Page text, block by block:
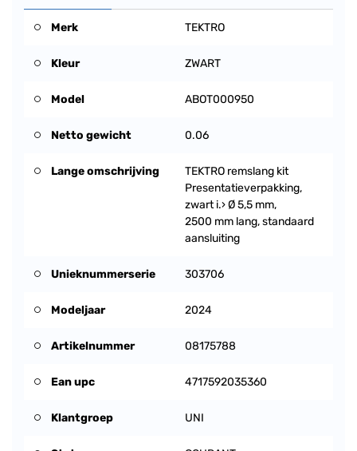
Merk TEKTRO
Kleur ZWART
Model ABOT000950
Netto gewicht 0.06
Lange omschrijving
TEKTRO remslang kit
Presentatieverpakking,
zwart i.› Ø 5,5 mm,
2500 mm lang, standaard
aansluiting
Unieknummerserie 303706
Modeljaar 2024
Artikelnummer 08175788
Ean upc 4717592035360
Klantgroep UNI